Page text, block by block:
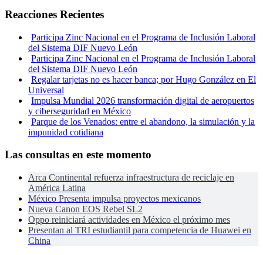
Reacciones Recientes
Participa Zinc Nacional en el Programa de Inclusión Laboral
del Sistema DIF Nuevo León
Participa Zinc Nacional en el Programa de Inclusión Laboral
del Sistema DIF Nuevo León
Regalar tarjetas no es hacer banca; por Hugo González en El
Universal
Impulsa Mundial 2026 transformación digital de aeropuertos
y ciberseguridad en México
Parque de los Venados: entre el abandono, la simulación y la
impunidad cotidiana
Las consultas en este momento
Arca Continental refuerza infraestructura de reciclaje en
América Latina
México Presenta impulsa proyectos mexicanos
Nueva Canon EOS Rebel SL2
Oppo reiniciará actividades en México el próximo mes
Presentan al TRI estudiantil para competencia de Huawei en
China